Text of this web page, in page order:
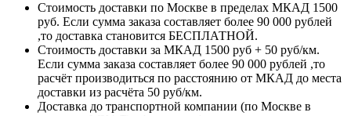
Стоимость доставки по Москве в пределах МКАД 1500
руб. Если сумма заказа составляет более 90 000 рублей
,то доставка становится БЕСПЛАТНОЙ.
Стоимость доставки за МКАД 1500 руб + 50 руб/км.
Если сумма заказа составляет более 90 000 рублей ,то
расчёт производиться по расстоянию от МКАД до места
доставки из расчёта 50 руб/км.
Доставка до транспортной компании (по Москве в